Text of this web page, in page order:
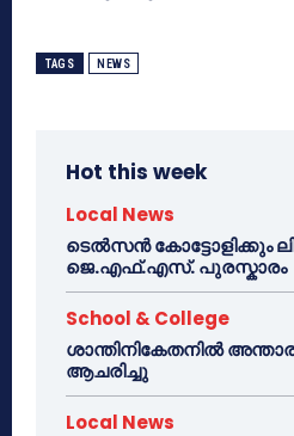
TAGS NEWS
Hot this week
Local News
ടെൽസൻ കോട്ടോളിക്കും
ജെ.എഫ്.എസ്. പുരസ്കാരം
School & College
ശാന്തിനികേതനിൽ
ആചരിച്ചു
Local News